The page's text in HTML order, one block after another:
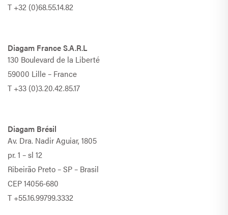
T+32 (0)68.55.14.82
Diagam France S.A.R.L
130 Boulevard de la Liberté
59000 Lille – France
T+33 (0)3.20.42.85.17
Diagam Brésil
Av. Dra. Nadir Aguiar, 1805
pr. 1 – sl 12
Ribeirão Preto – SP – Brasil
CEP 14056-680
T+55.16.99799.3332